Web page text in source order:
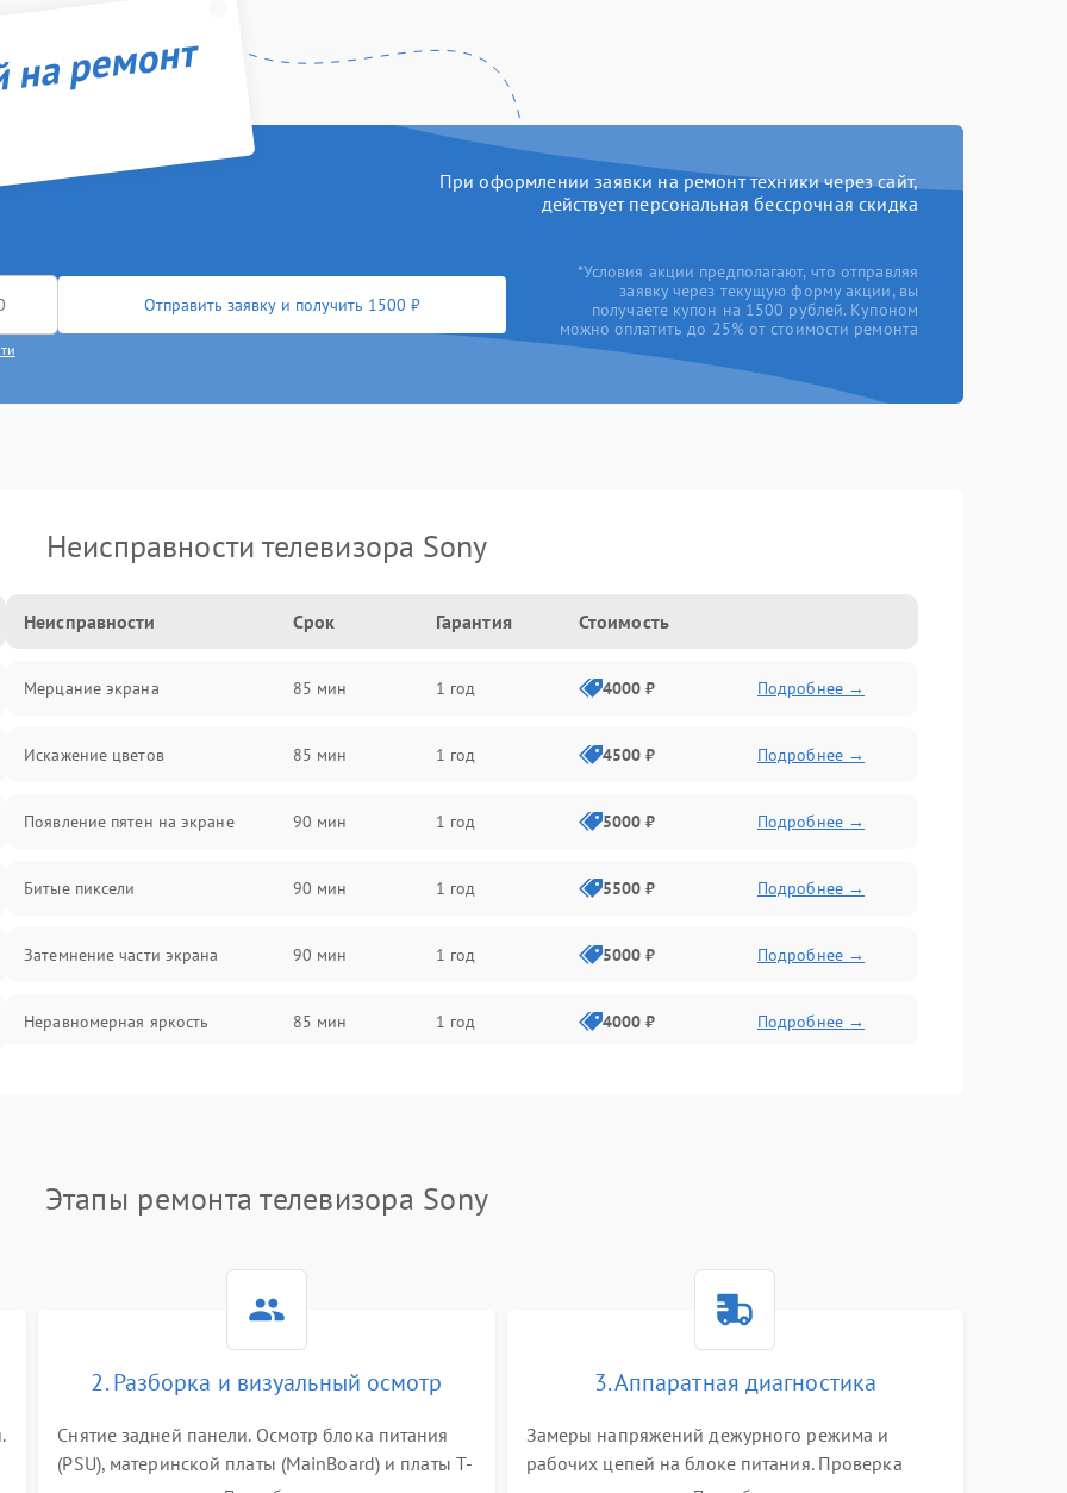
ремонт
При оформлении заявки на ремонт техники через сайт,
действует персональная бессрочная скидка
Отправить заявку и получить 1500 ₽
*Условия акции предполагают, что отправляя
заявку через текущую форму акции, вы
получаете купон на 1500 рублей. Купоном
можно оплатить до 25% от стоимости ремонта
Неисправности телевизора Sony
Неисправности Срок Гарантия Стоимость
Мерцание экрана 85 мин 1 год 4000 ₽ Подробнее →
Искажение цветов 85 мин 1 год 4500 ₽ Подробнее →
Появление пятен на экране 90 мин 1 год 5000 ₽ Подробнее →
Битые пиксели 90 мин 1 год 5500 ₽ Подробнее →
Затемнение части экрана 90 мин 1 год 5000 ₽ Подробнее →
Неравномерная яркость 85 мин 1 год 4000 ₽ Подробнее →
Этапы ремонта телевизора Sony
2. Разборка и визуальный осмотр
Снятие задней панели. Осмотр блока питания
(PSU), материнской платы (MainBoard) и платы T-
3. Аппаратная диагностика
Замеры напряжений дежурного режима и
рабочих цепей на блоке питания. Проверка